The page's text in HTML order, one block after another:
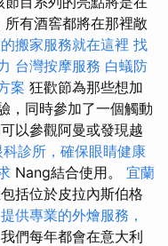
有酒窖都將在那裡敞
搬家服務就在這裡 找
台灣按摩服務 白蟻防
案 狂歡節為那些想加
，同時參加了一個觸動
以參觀阿曼或發現越
診所，確保眼睛健康
Nang結合使用。 宜蘭
括位於皮拉內斯伯格
提供專業的外燴服務，
們每年都會在意大利